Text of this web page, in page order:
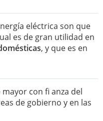
eléctrica son que
es de gran utilidad en
, y que es en
con fi anza del
de gobierno y en las